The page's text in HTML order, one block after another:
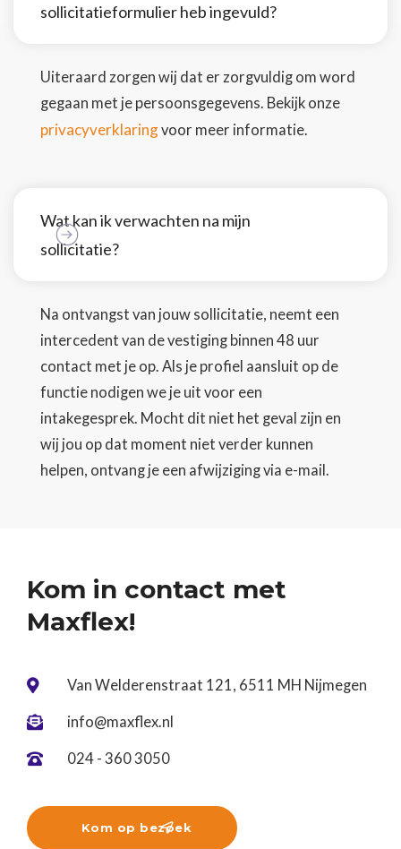
sollicitatieformulier heb ingevuld?
Uiteraard zorgen wij dat er zorgvuldig om word
gegaan met je persoonsgegevens. Bekijk onze
privacyverklaringvoor meer informatie.
Wat kan ik verwachten na mijn
sollicitatie?
Na ontvangst van jouw sollicitatie, neemt een
intercedent van de vestiging binnen 48 uur
contact met je op. Als je profiel aansluit op de
functie nodigen we je uit voor een
intakegesprek. Mocht dit niet het geval zijn en
wij jou op dat moment niet verder kunnen
helpen, ontvang je een afwijziging via e-mail.
Kom in contact met
Maxflex!
 Van Welderenstraat 121, 6511 MH Nijmegen
 info@maxflex.nl
 024 - 360 3050

Kom op bezoek